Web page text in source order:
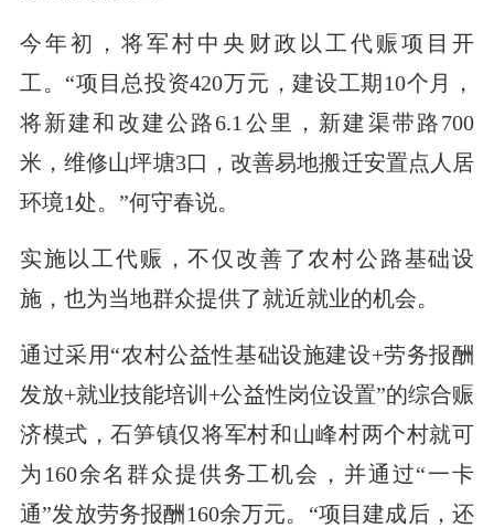
今年初，将军村中央财政以工代赈项目开
工。“项目总投资420万元，建设工期10个月，
将新建和改建公路6.1公里，新建渠带路700
米，维修山坪塘3口，改善易地搬迁安置点人居
环境1处。”何守春说。
实施以工代赈，不仅改善了农村公路基础设
施，也为当地群众提供了就近就业的机会。
通过采用“农村公益性基础设施建设+劳务报酬
发放+就业技能培训+公益性岗位设置”的综合赈
济模式，石笋镇仅将军村和山峰村两个村就可
为160余名群众提供务工机会，并通过“一卡
通”发放劳务报酬160余万元。“项目建成后，还